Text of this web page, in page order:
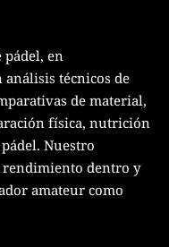
pádel, en
técnicos de
de material,
física, nutrición
Nuestro
dentro y
amateur como